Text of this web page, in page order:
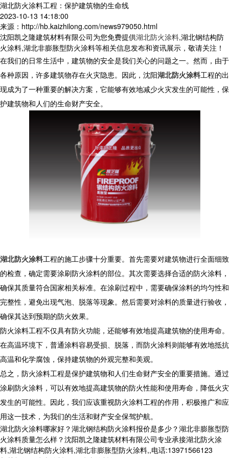
湖北防火涂料工程：保护建筑物的生命线
2023-10-13 14:18:00
来源：http://hb.kaizhilong.com/news979050.html
沈阳凯之隆建筑材料有限公司为您免费提供湖北防火涂料,湖北钢结构防
火涂料,湖北非膨胀型防火涂料等相关信息发布和资讯展示，敬请关注！
在我们的日常生活中，建筑物的安全是我们关心的问题之一。然而，由于
各种原因，许多建筑物存在火灾隐患。因此，沈阳湖北防火涂料工程的出
现成为了一种重要的解决方案，它能够有效地减少火灾发生的可能性，保
护建筑物和人们的生命财产安全。
湖北防火涂料工程的施工步骤十分重要。首先需要对建筑物进行全面细致
的检查，确定需要涂刷防火涂料的部位。其次需要选择合适的防火涂料，
确保其质量符合国家相关标准。在涂刷过程中，需要确保涂料的均匀性和
完整性，避免出现气泡、脱落等现象。然后需要对涂料的质量进行验收，
确保其达到预期的防火效果。
防火涂料工程不仅具有防火功能，还能够有效地提高建筑物的使用寿命。
在高温环境下，普通涂料容易受损、脱落，而防火涂料则能够有效地抵抗
高温和化学腐蚀，保持建筑物的外观完整和美观。
总之，防火涂料工程是保护建筑物和人们生命财产安全的重要措施。通过
涂刷防火涂料，可以有效地提高建筑物的防火性能和使用寿命，降低火灾
发生的可能性。因此，我们应该重视防火涂料工程的作用，积极推广和应
用这一技术，为我们的生活和财产安全保驾护航。
湖北防火涂料哪家好？湖北钢结构防火涂料报价是多少？湖北非膨胀型防
火涂料质量怎么样？沈阳凯之隆建筑材料有限公司专业承接湖北防火涂
料,湖北钢结构防火涂料,湖北非膨胀型防火涂料,,电话:13971566123